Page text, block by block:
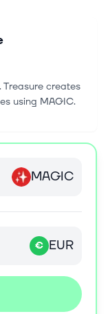
Treasure creates
using MAGIC.
MAGIC
€ EUR